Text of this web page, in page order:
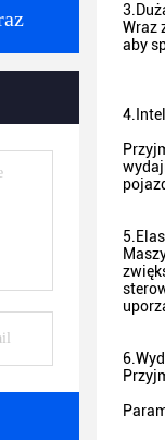
3.
Wraz
aby
4.
5.
6.